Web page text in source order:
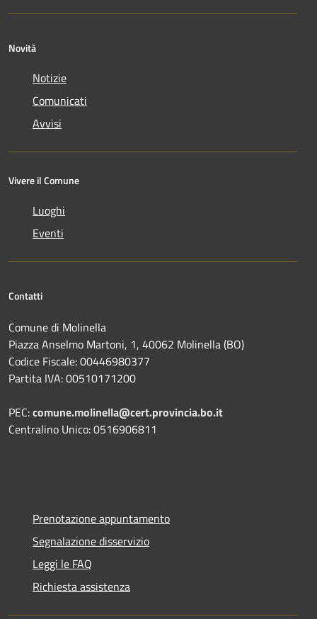
Novità
Notizie
Comunicati
Avvisi
Vivere il Comune
Luoghi
Eventi
Contatti
Comune di Molinella
Piazza Anselmo Martoni, 1, 40062 Molinella (BO)
Codice Fiscale: 00446980377
Partita IVA: 00510171200
PEC:comune.molinella@cert.provincia.bo.it
Centralino Unico: 0516906811
Prenotazione appuntamento
Segnalazione disservizio
Leggi le FAQ
Richiesta assistenza